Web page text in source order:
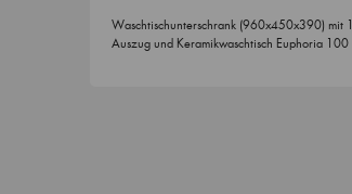
Waschtischunterschrank (960x450x390) mit 1
Auszug und Keramikwaschtisch Euphoria 100